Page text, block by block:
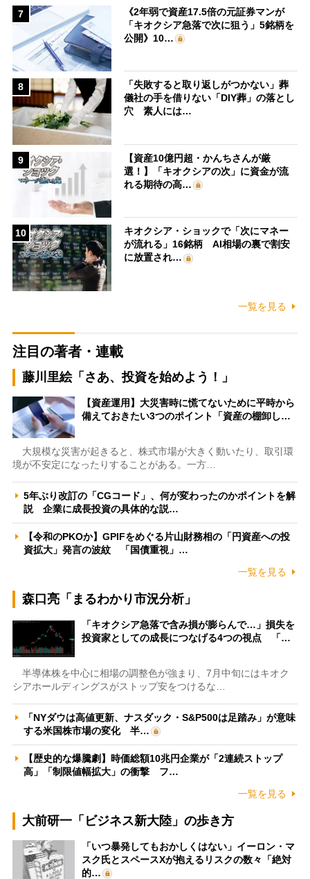
7
《2年弱で資産17.5倍の元証券マンが
「キオクシア急落で次に狙う」5銘柄を
公開》10…
8
「失敗すると取り返しがつかない」葬
儀社の手を借りない「DIY葬」の落とし
穴 素人には…
9
【資産10億円超・かんちさんが厳
選！】「キオクシアの次」に資金が流
れる期待の高…
10
キオクシア・ショックで「次にマネー
が流れる」16銘柄 AI相場の裏で割安
に放置され…
一覧を見る
注目の著者・連載
藤川里絵「さあ、投資を始めよう！」
【資産運用】大災害時に慌てないために平時から
備えておきたい3つのポイント「資産の棚卸し…
大規模な災害が起きると、株式市場が大きく動いたり、取引環
境が不安定になったりすることがある。一方…
5年ぶり改訂の「CGコード」、何が変わったのかポイントを解
説 企業に成長投資の具体的な説…
【令和のPKOか】GPIFをめぐる片山財務相の「円資産への投
資拡大」発言の波紋 「国債重視」…
一覧を見る
森口亮「まるわかり市況分析」
「キオクシア急落で含み損が膨らんで…」損失を
投資家としての成長につなげる4つの視点 「…
半導体株を中心に相場の調整色が強まり、7月中旬にはキオク
シアホールディングスがストップ安をつけるな…
「NYダウは高値更新、ナスダック・S&P500は足踏み」が意味
する米国株市場の変化 半…
【歴史的な爆騰劇】時価総額10兆円企業が「2連続ストップ
高」「制限値幅拡大」の衝撃 フ…
一覧を見る
大前研一「ビジネス新大陸」の歩き方
「いつ暴発してもおかしくはない」イーロン・マ
スク氏とスペースXが抱えるリスクの数々「絶対
的…